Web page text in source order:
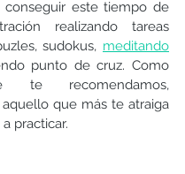
conseguir este tiempo de
realizando tareas
sudokus, meditando
punto de cruz. Como
te recomendamos,
que más te atraiga
practicar.